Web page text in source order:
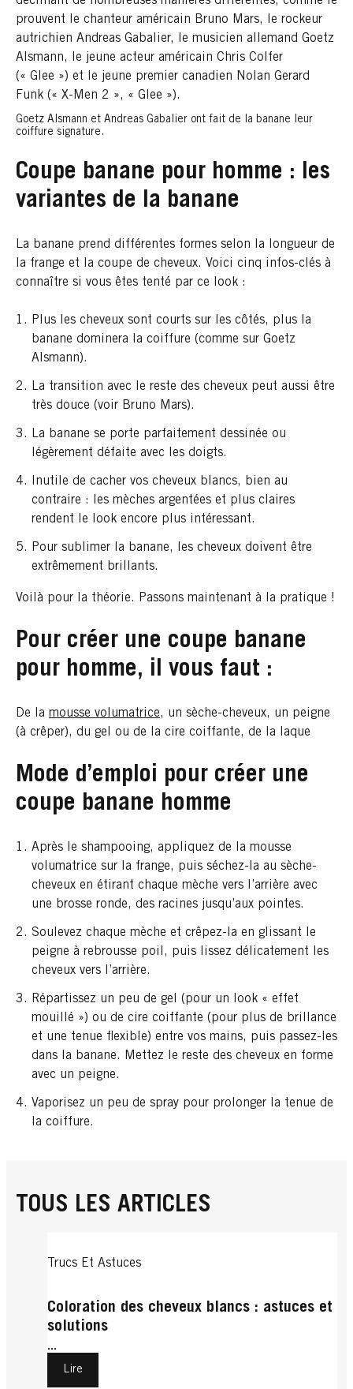
prouvent le chanteur américain Bruno Mars, le rockeur
autrichien Andreas Gabalier, le musicien allemand Goetz
Alsmann, le jeune acteur américain Chris Colfer
(« Glee ») et le jeune premier canadien Nolan Gerard
Funk (« X-Men 2 », « Glee »).
Goetz Alsmann et Andreas Gabalier ont fait de la banane leur
coiffure signature.
Coupe banane pour homme : les
variantes de la banane
La banane prend différentes formes selon la longueur de
la frange et la coupe de cheveux. Voici cinq infos-clés à
connaître si vous êtes tenté par ce look :
Plus les cheveux sont courts sur les côtés, plus la
banane dominera la coiffure (comme sur Goetz
Alsmann).
La transition avec le reste des cheveux peut aussi être
très douce (voir Bruno Mars).
La banane se porte parfaitement dessinée ou
légèrement défaite avec les doigts.
Inutile de cacher vos cheveux blancs, bien au
contraire : les mèches argentées et plus claires
rendent le look encore plus intéressant.
Pour sublimer la banane, les cheveux doivent être
extrêmement brillants.
Voilà pour la théorie. Passons maintenant à la pratique !
Pour créer une coupe banane
pour homme, il vous faut :
De la mousse volumatrice, un sèche-cheveux, un peigne
(à crêper), du gel ou de la cire coiffante, de la laque
Mode d’emploi pour créer une
coupe banane homme
Après le shampooing, appliquez de la mousse
volumatrice sur la frange, puis séchez-la au sèche-
cheveux en étirant chaque mèche vers l’arrière avec
une brosse ronde, des racines jusqu’aux pointes.
Soulevez chaque mèche et crêpez-la en glissant le
peigne à rebrousse poil, puis lissez délicatement les
cheveux vers l’arrière.
Répartissez un peu de gel (pour un look « effet
mouillé ») ou de cire coiffante (pour plus de brillance
et une tenue flexible) entre vos mains, puis passez-les
dans la banane. Mettez le reste des cheveux en forme
avec un peigne.
Vaporisez un peu de spray pour prolonger la tenue de
la coiffure.
TOUS LES ARTICLES
Trucs Et Astuces
Coloration des cheveux blancs : astuces et
solutions
...
Lire